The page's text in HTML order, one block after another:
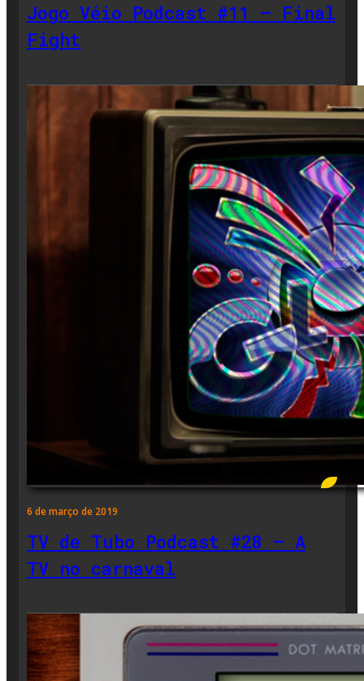
Jogo Véio Podcast #11 – Final
Fight
6 de março de 2019
TV de Tubo Podcast #28 – A
TV no carnaval